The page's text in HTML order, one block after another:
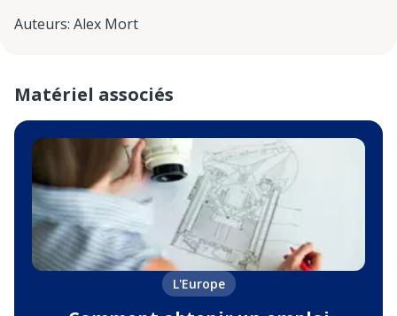
Auteurs: Alex Mort
Matériel associés
L'Europe